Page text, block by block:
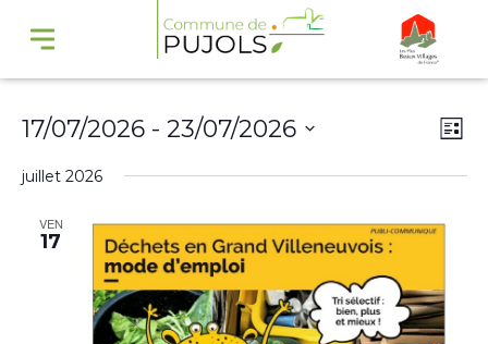
Liste
17/07/2026 - 23/07/2026
date.
juillet 2026
VEN
17